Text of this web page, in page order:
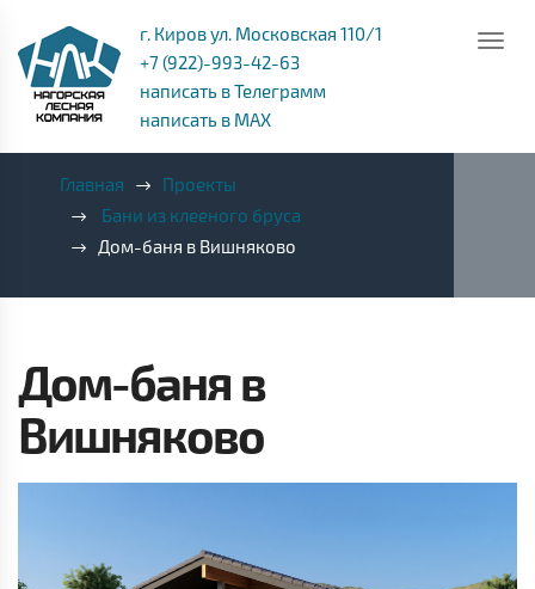
г. Киров ул. Московская 110/1
+7 (922)-993-42-63
написать в Телеграмм
написать в MAX
Главная
Проекты
Бани из клееного бруса
Дом-баня в Вишняково
Дом-баня в
Вишняково